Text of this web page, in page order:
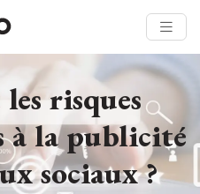
risques
à la publicité
sociaux ?